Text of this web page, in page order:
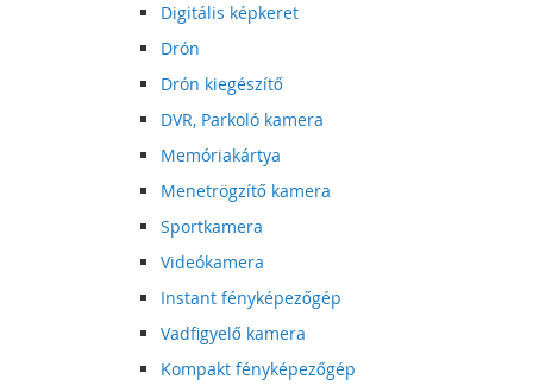
Digitális képkeret
Drón
Drón kiegészítő
DVR, Parkoló kamera
Memóriakártya
Menetrögzítő kamera
Sportkamera
Videókamera
Instant fényképezőgép
Vadfigyelő kamera
Kompakt fényképezőgép